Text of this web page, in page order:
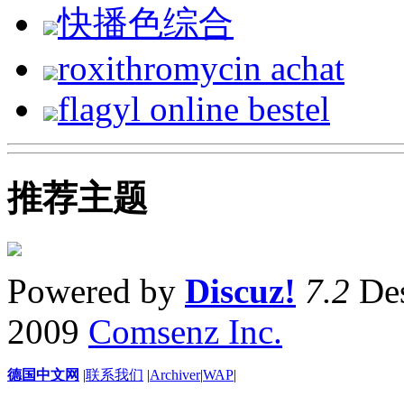
快播色综合
roxithromycin achat
flagyl online bestel
推荐主题
Powered by Discuz! 7.2
2009 Comsenz Inc.
德国中文网 |联系我们 |Archiver|WAP|